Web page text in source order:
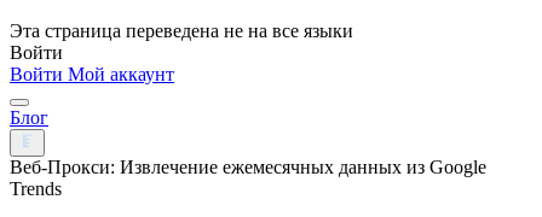
Эта страница переведена не на все языки
Войти
Войти Мой аккаунт
Блог
Веб-Прокси: Извлечение ежемесячных данных из Google
Trends